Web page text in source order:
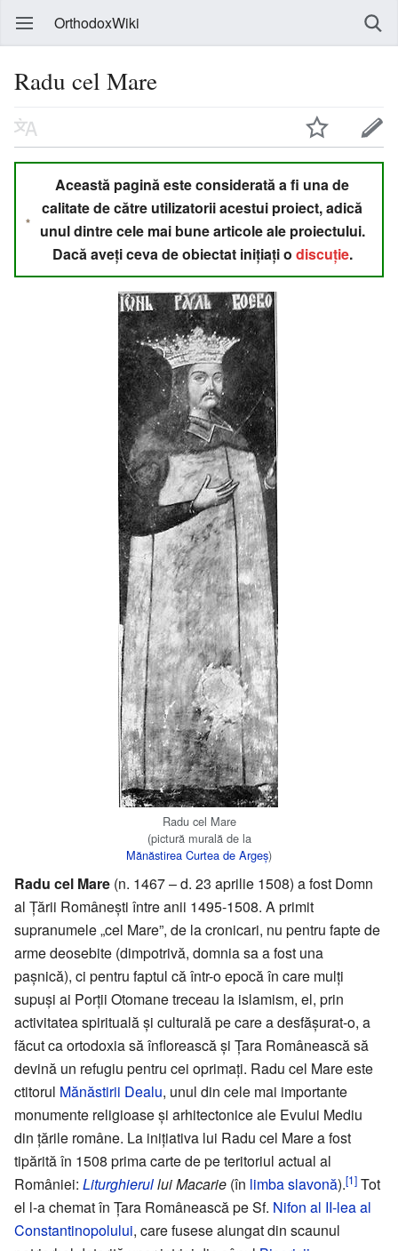
OrthodoxWiki
Radu cel Mare
Această pagină este considerată a fi una de
calitate de către utilizatorii acestui proiect, adică
unul dintre cele mai bune articole ale proiectului.
Dacă aveți ceva de obiectat inițiați o discuție.
Radu cel Mare
(pictură murală de la
Mănăstirea Curtea de Argeș)
Radu cel Mare (n. 1467 – d. 23 aprilie 1508) a fost Domn
al Țării Românești între anii 1495-1508. A primit
supranumele „cel Mare”, de la cronicari, nu pentru fapte de
arme deosebite (dimpotrivă, domnia sa a fost una
pașnică), ci pentru faptul că într-o epocă în care mulți
supuși ai Porții Otomane treceau la islamism, el, prin
activitatea spirituală și culturală pe care a desfășurat-o, a
făcut ca ortodoxia să înflorească și Țara Românească să
devină un refugiu pentru cei oprimați. Radu cel Mare este
ctitorul Mănăstirii Dealu, unul din cele mai importante
monumente religioase și arhitectonice ale Evului Mediu
din țările române. La inițiativa lui Radu cel Mare a fost
tipărită în 1508 prima carte de pe teritoriul actual al
României: Liturghierullui Macarie (în limba slavonă).[1] Tot
el l-a chemat în Țara Românească pe Sf. Nifon al II-lea al
Constantinopolului, care fusese alungat din scaunul